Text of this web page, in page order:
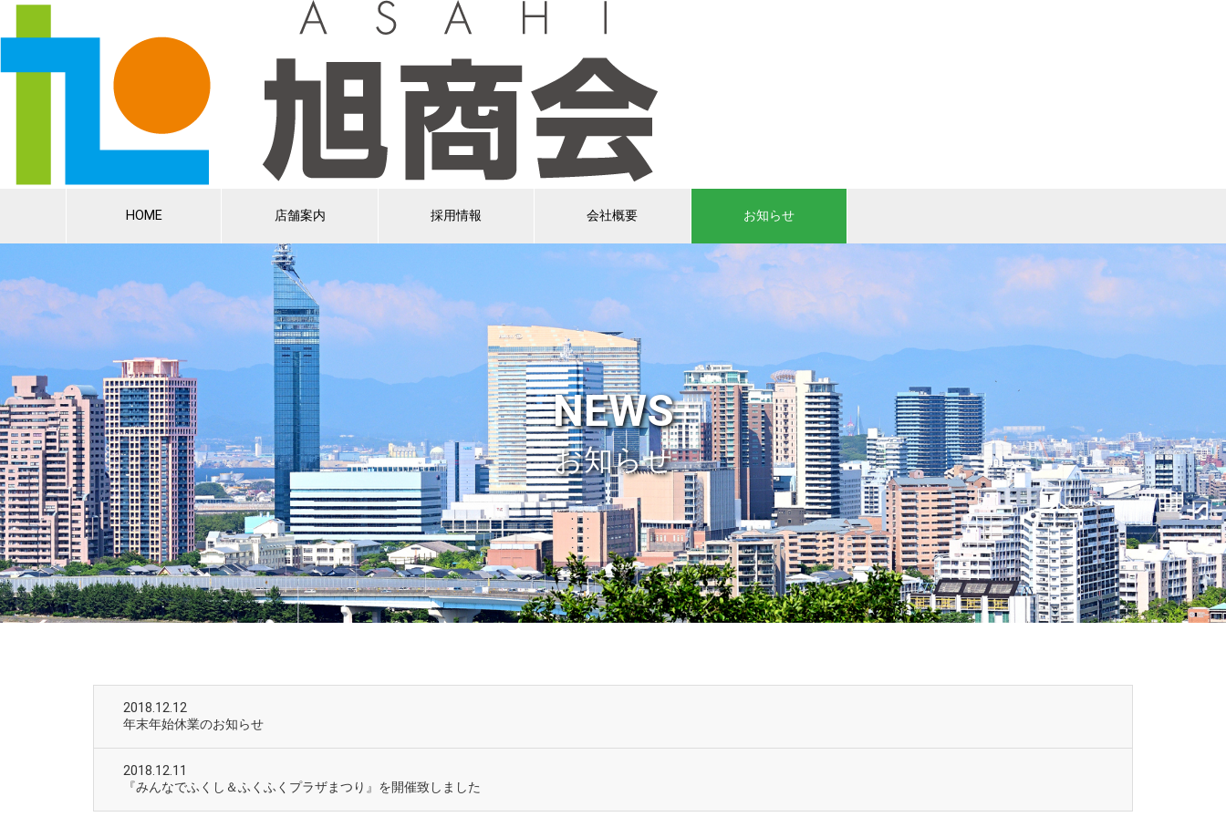
HOME 店舗案内 採用情報 会社概要 お知らせ
NEWS
お知らせ
2018.12.12
年末年始休業のお知らせ
2018.12.11
『みんなでふくし＆ふくふくプラザまつり』を開催致しました